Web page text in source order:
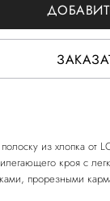
из хлопка от
кроя с